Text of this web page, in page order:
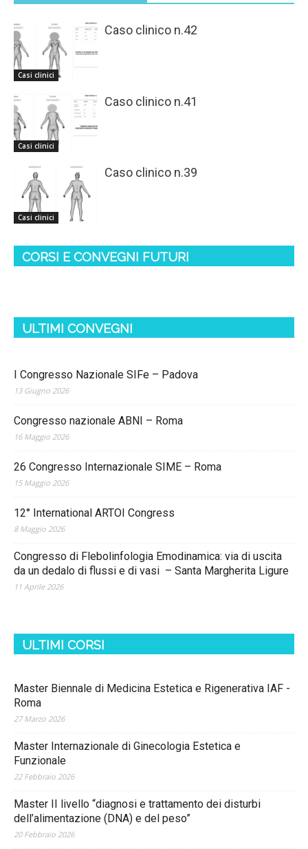
Casi clinici
Caso clinico n.42
Casi clinici
Caso clinico n.41
Casi clinici
Caso clinico n.39
CORSI E CONVEGNI FUTURI
ULTIMI CONVEGNI
I Congresso Nazionale SIFe – Padova
13 Giugno 2026
Congresso nazionale ABNI – Roma
16 Maggio 2026
26 Congresso Internazionale SIME – Roma
15 Maggio 2026
12° International ARTOI Congress
8 Maggio 2026
Congresso di Flebolinfologia Emodinamica: via di uscita
da un dedalo di flussi e di vasi – Santa Margherita Ligure
11 Aprile 2026
ULTIMI CORSI
Master Biennale di Medicina Estetica e Rigenerativa IAF -
Roma
27 Marzo 2026
Master Internazionale di Ginecologia Estetica e
Funzionale
22 Febbraio 2026
Master II livello “diagnosi e trattamento dei disturbi
dell’alimentazione (DNA) e del peso”
20 Febbraio 2026